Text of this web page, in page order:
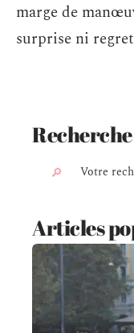
marge de
surprise ni
Recherche
Articles